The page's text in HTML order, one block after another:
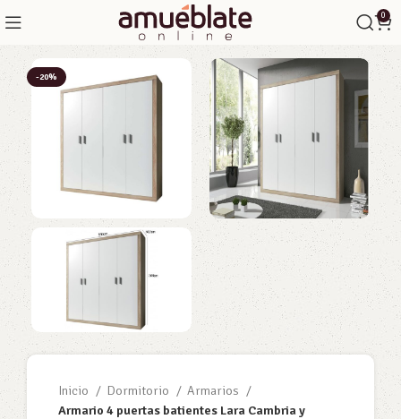
0
-20%
Inicio Dormitorio
Armarios
Armario 4 puertas batientes Lara Cambria y